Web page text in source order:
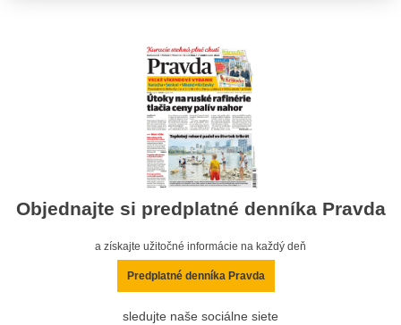
Objednajte si predplatné denníka Pravda
a získajte užitočné informácie na každý deň
Predplatné denníka Pravda
sledujte naše sociálne siete